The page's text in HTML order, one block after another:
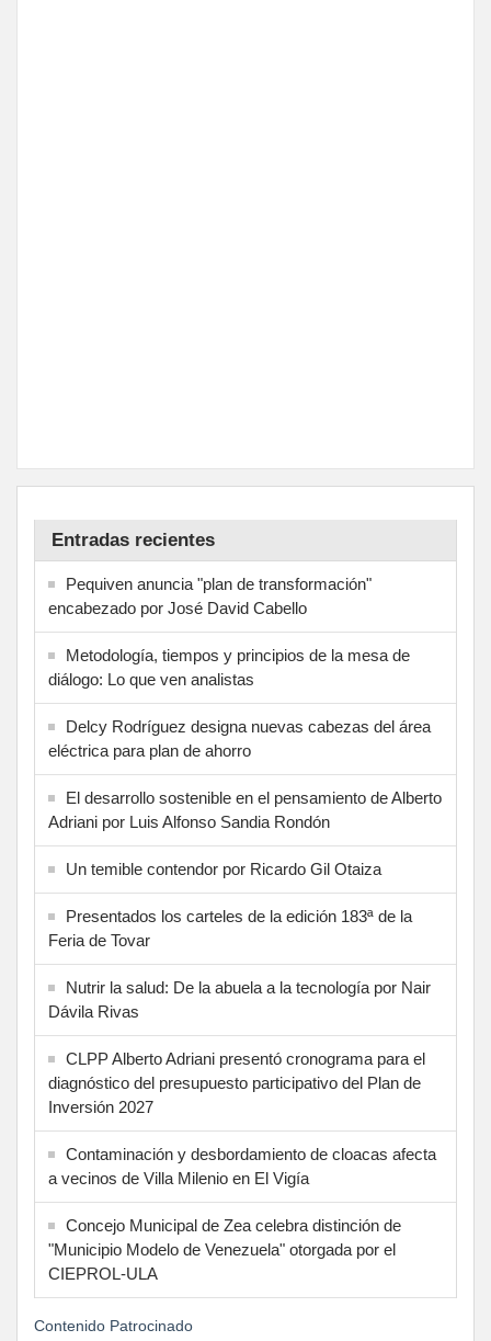
Entradas recientes
Pequiven anuncia "plan de transformación"
encabezado por José David Cabello
Metodología, tiempos y principios de la mesa de
diálogo: Lo que ven analistas
Delcy Rodríguez designa nuevas cabezas del área
eléctrica para plan de ahorro
El desarrollo sostenible en el pensamiento de Alberto
Adriani por Luis Alfonso Sandia Rondón
Un temible contendor por Ricardo Gil Otaiza
Presentados los carteles de la edición 183ª de la
Feria de Tovar
Nutrir la salud: De la abuela a la tecnología por Nair
Dávila Rivas
CLPP Alberto Adriani presentó cronograma para el
diagnóstico del presupuesto participativo del Plan de
Inversión 2027
Contaminación y desbordamiento de cloacas afecta
a vecinos de Villa Milenio en El Vigía
Concejo Municipal de Zea celebra distinción de
"Municipio Modelo de Venezuela" otorgada por el
CIEPROL-ULA
Contenido Patrocinado